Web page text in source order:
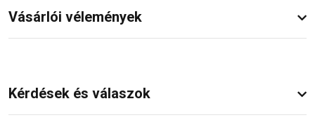
Vásárlói vélemények
Kérdések és válaszok